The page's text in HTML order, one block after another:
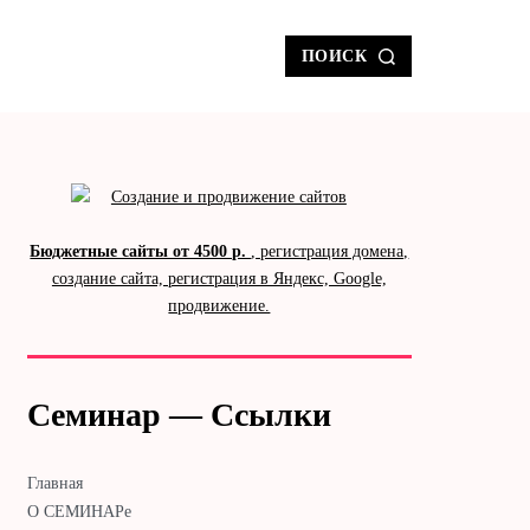
ПОИСК
Бюджетные сайты от 4500 р. , регистрация домена,
создание сайта, регистрация в Яндекс, Google,
продвижение.
Семинар — Ссылки
Главная
О СЕМИНАРе